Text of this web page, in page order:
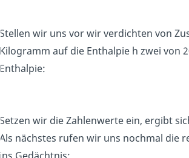
Stellen wir uns vor wir verdichten von
Kilogramm auf die Enthalpie h zwei von
Enthalpie:
Setzen wir die Zahlenwerte ein, ergibt
Als nächstes rufen wir uns nochmal die